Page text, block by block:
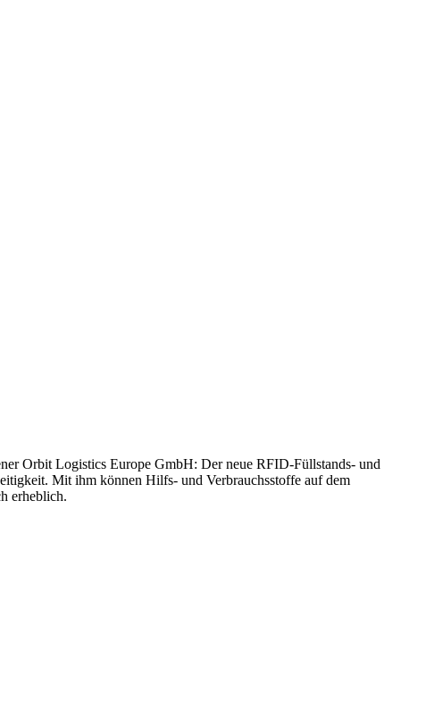
Orbit Logistics Europe GmbH: Der neue RFID-Füllstands- und
Mit ihm können Hilfs- und Verbrauchsstoffe auf dem
erheblich.